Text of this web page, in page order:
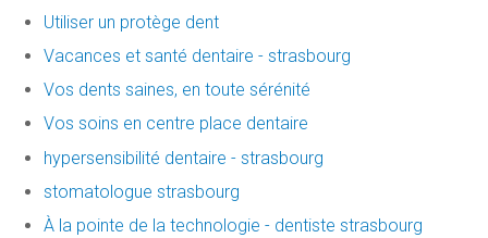
Utiliser un protège dent
Vacances et santé dentaire - strasbourg
Vos dents saines, en toute sérénité
Vos soins en centre place dentaire
hypersensibilité dentaire - strasbourg
stomatologue strasbourg
À la pointe de la technologie - dentiste strasbourg